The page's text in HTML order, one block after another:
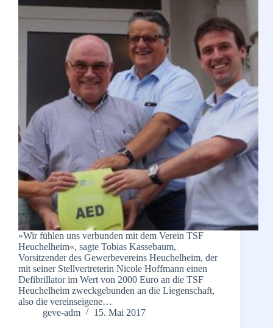
»Wir fühlen uns verbunden mit dem Verein TSF
Heuchelheim«, sagte Tobias Kassebaum,
Vorsitzender des Gewerbevereins Heuchelheim, der
mit seiner Stellvertreterin Nicole Hoffmann einen
Defibrillator im Wert von 2000 Euro an die TSF
Heuchelheim zweckgebunden an die Liegenschaft,
also die vereinseigene…
geve-adm
15. Mai 2017